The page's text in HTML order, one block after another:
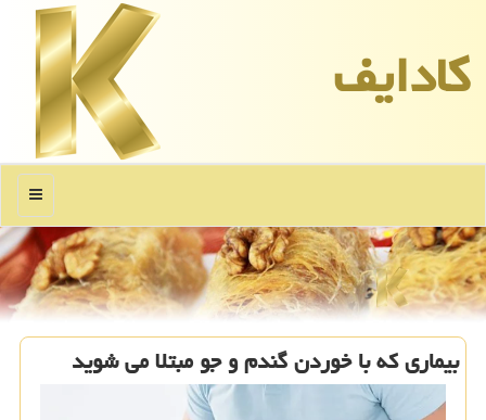
كادایف
منو
بیماری که با خوردن گندم و جو مبتلا می شوید